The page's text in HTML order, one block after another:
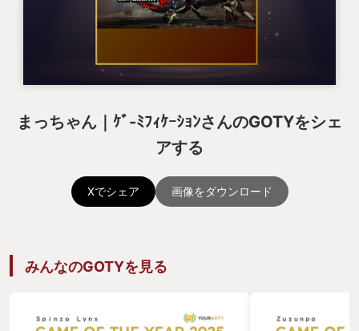
まっちゃん｜ｹﾞ-ﾐﾌｨｹｰｼｮﾝさんのGOTYをシェ
アする
Xでシェア 画像をダウンロード
みんなのGOTYを見る